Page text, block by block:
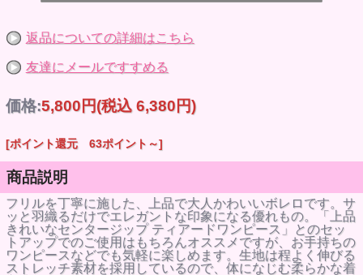
返品についての詳細はこちら
友達にメールですすめる
価格:5,800円(税込 6,380円)
[ポイント還元 63ポイント～]
商品説明
フリルを丁寧に施した、上品で大人かわいいボレロです。サ
ッと羽織るだけでエレガントな印象になる優れもの。「上品
きれいなセンタージップ ティアードワンピース」とのセッ
トアップでのご使用はもちろんオススメですが、お手持ちの
ワンピースなどでも気軽に楽しめます。生地は程よく伸びる
ストレッチ素材を採用しているので、体になじむ柔らかな着